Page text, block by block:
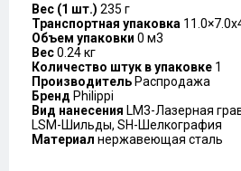
Вес (1 шт.) 235 г
Транспортная упаковка
Объем упаковки 0 м3
Вес0.24 кг
Количество штук в упаковке 1
Производитель Распродажа
Бренд Philippi
Вид нанесения LM3-Лазерная
LSM-Шильды, SH-Шелкография
Материал нержавеющая сталь